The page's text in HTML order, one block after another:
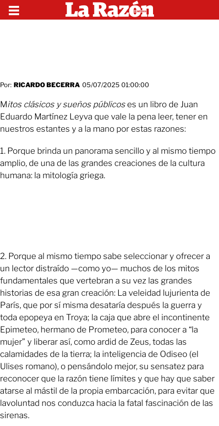
Por: RICARDO BECERRA 05/07/2025 01:00:00
Mitos clásicos y sueños públicoses un libro de Juan
Eduardo Martínez Leyva que vale la pena leer, tener en
nuestros estantes y a la mano por estas razones:
1. Porque brinda un panorama sencillo y al mismo tiempo
amplio, de una de las grandes creaciones de la cultura
humana: la mitología griega.
2. Porque al mismo tiempo sabe seleccionar y ofrecer a
un lector distraído —como yo— muchos de los mitos
fundamentales que vertebran a su vez las grandes
historias de esa gran creación: La veleidad lujurienta de
París, que por sí misma desataría después la guerra y
toda epopeya en Troya; la caja que abre el incontinente
Epimeteo, hermano de Prometeo, para conocer a “la
mujer” y liberar así, como ardid de Zeus, todas las
calamidades de la tierra; la inteligencia de Odiseo (el
Ulises romano), o pensándolo mejor, su sensatez para
reconocer que la razón tiene límites y que hay que saber
atarse al mástil de la propia embarcación, para evitar que
lavoluntad nos conduzca hacia la fatal fascinación de las
sirenas.